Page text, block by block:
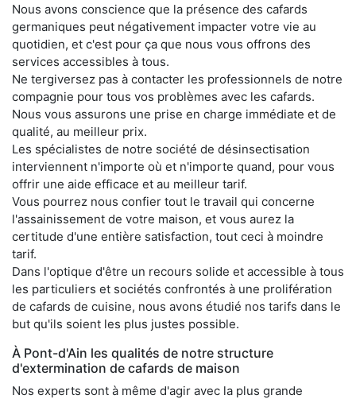
Nous avons conscience que la présence des cafards
germaniques peut négativement impacter votre vie au
quotidien, et c'est pour ça que nous vous offrons des
services accessibles à tous.
Ne tergiversez pas à contacter les professionnels de notre
compagnie pour tous vos problèmes avec les cafards.
Nous vous assurons une prise en charge immédiate et de
qualité, au meilleur prix.
Les spécialistes de notre société de désinsectisation
interviennent n'importe où et n'importe quand, pour vous
offrir une aide efficace et au meilleur tarif.
Vous pourrez nous confier tout le travail qui concerne
l'assainissement de votre maison, et vous aurez la
certitude d'une entière satisfaction, tout ceci à moindre
tarif.
Dans l'optique d'être un recours solide et accessible à tous
les particuliers et sociétés confrontés à une prolifération
de cafards de cuisine, nous avons étudié nos tarifs dans le
but qu'ils soient les plus justes possible.
À Pont-d'Ain les qualités de notre structure
d'extermination de cafards de maison
Nos experts sont à même d'agir avec la plus grande